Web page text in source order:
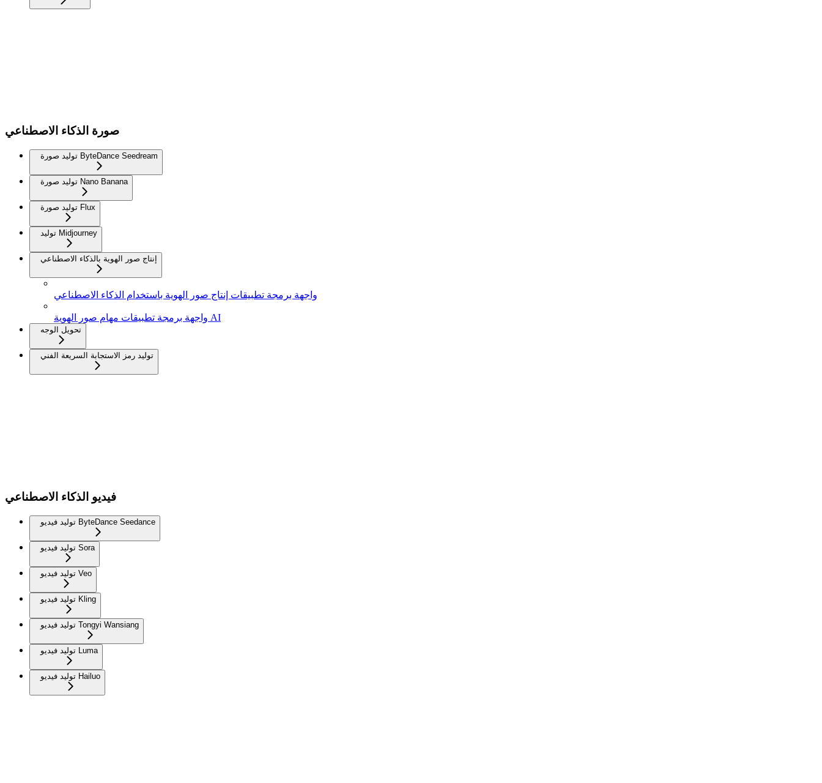
صورة الذكاء الاصطناعي
توليد صورة ByteDance Seedream
توليد صورة Nano Banana
توليد صورة Flux
توليد Midjourney
إنتاج صور الهوية بالذكاء الاصطناعي
واجهة برمجة تطبيقات إنتاج صور الهوية باستخدام الذكاء الاصطناعي
واجهة برمجة تطبيقات مهام صور الهوية AI
تحويل الوجه
توليد رمز الاستجابة السريعة الفني
فيديو الذكاء الاصطناعي
توليد فيديو ByteDance Seedance
توليد فيديو Sora
توليد فيديو Veo
توليد فيديو Kling
توليد فيديو Tongyi Wansiang
توليد فيديو Luma
توليد فيديو Hailuo